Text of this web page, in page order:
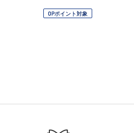
OPポイント対象